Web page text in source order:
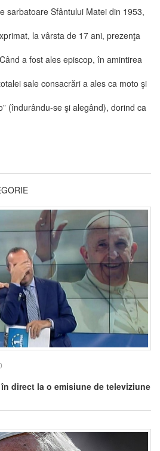
sarbatoare Sfântului Matei din 1953,
la vârsta de 17 ani, prezenţa
a fost ales episcop, în amintirea
sale consacrări a ales ca moto şi
(îndurându-se şi alegând), dorind ca
direct la o emisiune de televiziune